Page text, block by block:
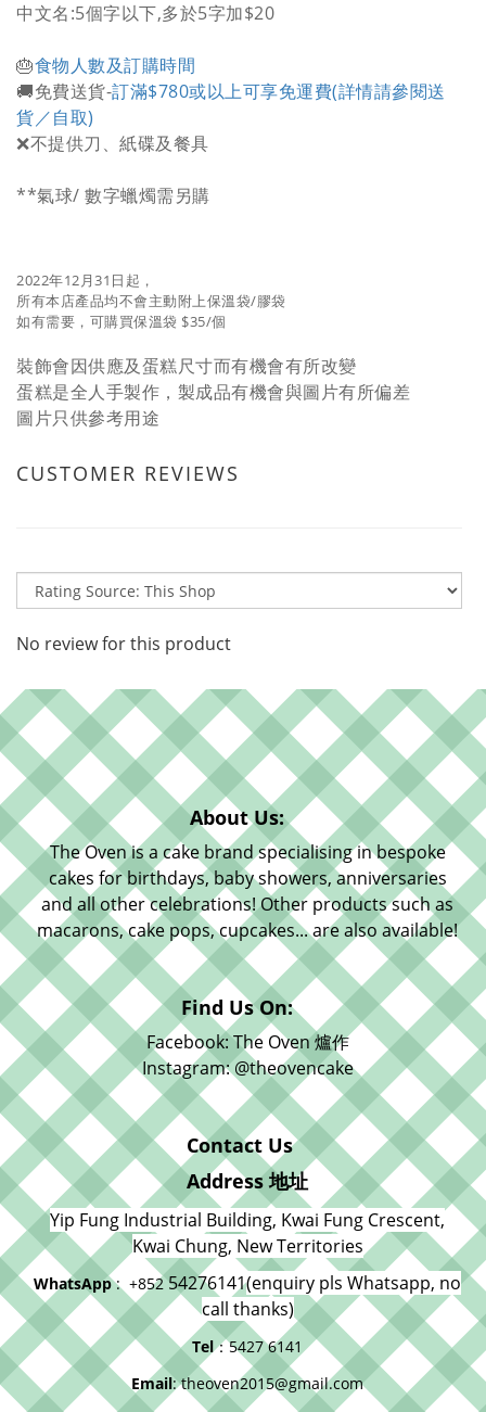
中文名:5個字以下,多於5字加$20
🎂食物人數及訂購時間
🚚免費送貨-訂滿$780或以上可享免運費(詳情請參閱送
貨／自取)
❌不提供刀、紙碟及餐具
**氣球/ 數字蠟燭需另購
2022年12月31日起，
所有本店產品均不會主動附上保溫袋/膠袋
如有需要，可購買保溫袋 $35/個
裝飾會因供應及蛋糕尺寸而有機會有所改變
蛋糕是全人手製作，製成品有機會與圖片有所偏差
圖片只供參考用途
CUSTOMER REVIEWS
No review for this product
About Us:
The Oven is a cake brand specialising in bespoke
cakes for birthdays, baby showers, anniversaries
and all other celebrations! Other products such as
macarons, cake pops, cupcakes... are also available!
Find Us On:
Facebook: The Oven 爐作
Instagram: @theovencake
Contact Us
Address 地址
Yip Fung Industrial Building, Kwai Fung Crescent,
Kwai Chung, New Territories
WhatsApp: +85254276141(enquiry pls Whatsapp, no
call thanks)
Tel：5427 6141
Email: theoven2015@gmail.com